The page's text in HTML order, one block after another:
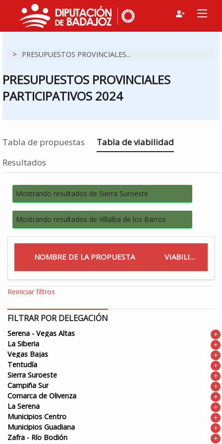
> PRESUPUESTOS PROVINCIALES...
PRESUPUESTOS PROVINCIALES
PARTICIPATIVOS 2024
Tabla de propuestas Estás en
Tabla de viabilidad
Resultados
Mostrando resultados de Sierra Suroeste
Mostrando resultados de Villalba de los Barros
NOMBRE DE LA PROPUESTA VIABILIDAD
Reiniciar filtros
FILTRAR POR DELEGACIÓN